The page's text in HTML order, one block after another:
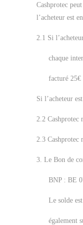
Cashprotec
l’acheteur est
2.1 Si
chaque
facturé 25€
Si l’acheteur
2.2 Cashprotec
2.3 Cashprotec
3. Le Bon de
BNP : BE
Le solde est
également